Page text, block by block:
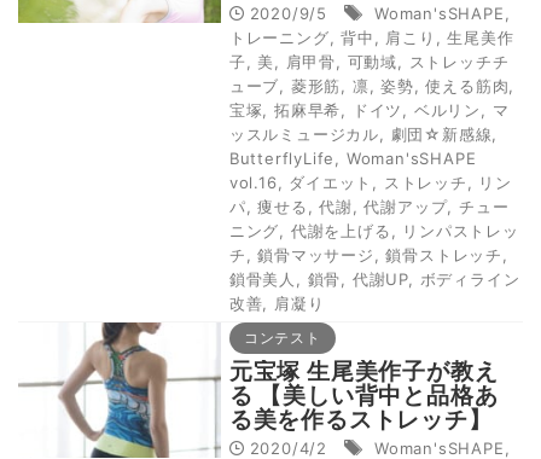
2020/9/5 Woman'sSHAPE
トレーニング ,背中 肩こり ,生尾美作
子
美 肩甲骨 可動域
ストレッチチ
ューブ
菱形筋 凛 ,姿勢 ,使える筋肉
宝塚
拓麻早希 ドイツ ベルリン
マ
ッスルミュージカル
劇団☆新感線
ButterflyLife
Woman'sSHAPE
vol.16
ダイエット ストレッチ
リン
パ ,痩せる ,代謝 ,代謝アップ, チュー
ニング
代謝を上げる
リンパストレッ
チ ,鎖骨マッサージ ,鎖骨ストレッチ
鎖骨美人
鎖骨 代謝UP, ボディライン
改善
肩凝り
コンテスト
元宝塚 生尾美作子が教え
る 【美しい背中と品格あ
る美を作るストレッチ】
（Woman'sSHAPE）
2020/4/2 Woman'sSHAPE